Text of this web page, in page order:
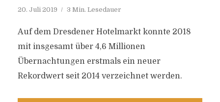
20. Juli 2019 3 Min. Lesedauer
Auf dem Dresdener Hotelmarkt konnte 2018
mit insgesamt über 4,6 Millionen
Übernachtungen erstmals ein neuer
Rekordwert seit 2014 verzeichnet werden.